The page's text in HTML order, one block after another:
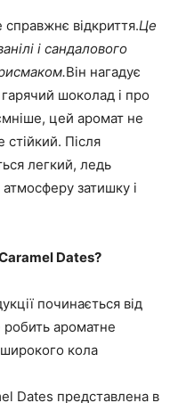
відкриття.Це
і сандалового
Він нагадує
шоколад і про
цей аромат не
Після
легкий, ледь
затишку і
Dates?
починається від
робить ароматне
кола
Dates представлена в